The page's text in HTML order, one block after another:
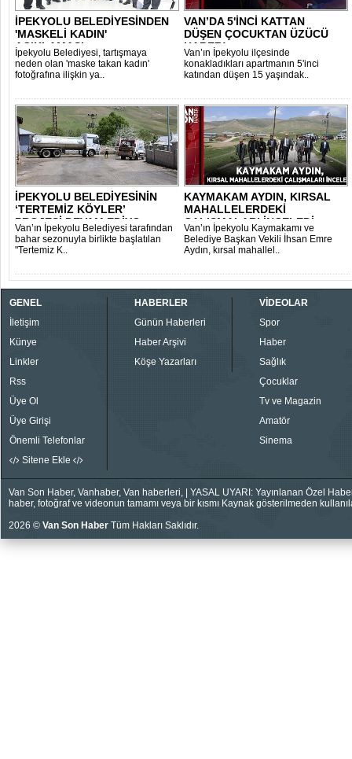
İPEKYOLU BELEDİYESİNDEN
'MASKELİ KADIN'
AÇIKLAMASI
İpekyolu Belediyesi, tartışmaya
neden olan 'maske takan kadın'
fotoğrafına ilişkin ya..
VAN’DA 5'İNCİ KATTAN
DÜŞEN ÇOCUKTAN ÜZÜCÜ
HABER!
Van’ın İpekyolu ilçesinde
konakladıkları apartmanın 5'inci
katından düşen 15 yaşındak..
İPEKYOLU BELEDİYESİNİN
‘TERTEMİZ KÖYLER’
PROJESİ DEVAM EDİYO..
Van’ın İpekyolu Belediyesi tarafından
bahar sezonuyla birlikte başlatılan
"Tertemiz K..
KAYMAKAM AYDIN, KIRSAL
MAHALLELERDEKİ
ÇALIŞMALARI İNCELEDİ..
Van’ın İpekyolu Kaymakamı ve
Belediye Başkan Vekili İhsan Emre
Aydın, kırsal mahallel..
GENEL
İletişim
Künye
Linkler
Rss
Üye Ol
Üye Girişi
Önemli Telefonlar
Sitene Ekle
HABERLER
Günün Haberleri
Haber Arşivi
Köşe Yazarları
VİDEOLAR
Spor
Haber
Sağlık
Çocuklar
Tv ve Magazin
Amatör
Sinema
Van Son Haber, Vanhaber, Van haberleri, | YASAL UYARI: Yayınlanan Özel
haber, fotoğraf ve videonun tamamı veya bir kısmı Kaynak gösterilmeden
2026 © Van Son Haber Tüm Hakları Saklıdır.